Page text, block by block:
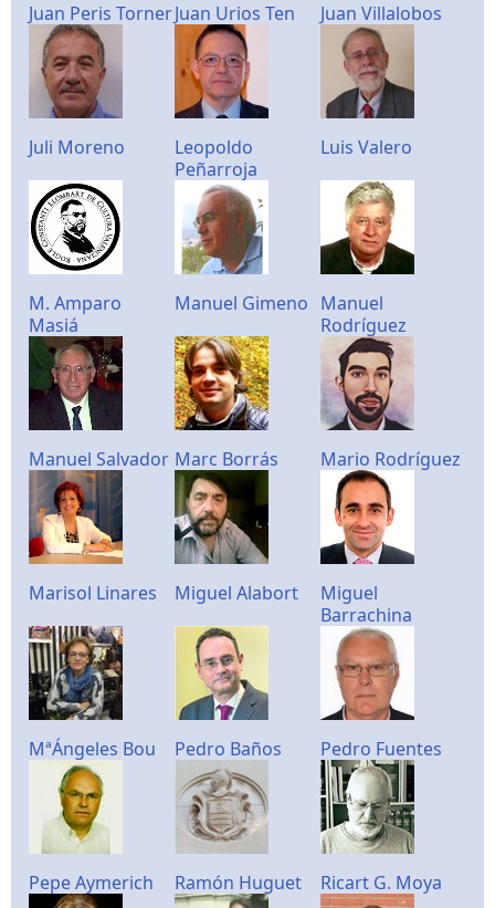
Juan Peris TornerJuan Urios Ten Juan Villalobos
Juli Moreno
Leopoldo
Peñarroja
Luis Valero
M. Amparo
Masiá
Manuel Gimeno Manuel
Rodríguez
Manuel Salvador Marc Borrás Mario Rodríguez
Marisol Linares Miguel Alabort
Miguel
Barrachina
MªÁngeles Bou Pedro Baños Pedro Fuentes
Pepe Aymerich Ramón Huguet Ricart G. Moya